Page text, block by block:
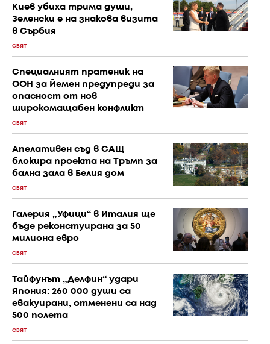
Киев убиха трима души,
Зеленски е на знакова визита
в Сърбия
СВЯТ
Специалният пратеник на
ООН за Йемен предупреди за
опасност от нов
широкомащабен конфликт
СВЯТ
Апелативен съд в САЩ
блокира проекта на Тръмп за
бална зала в Белия дом
СВЯТ
Галерия „Уфици“ в Италия ще
бъде реконстуирана за 50
милиона евро
СВЯТ
Тайфунът „Делфин“ удари
Япония: 260 000 души са
евакуирани, отменени са над
500 полета
СВЯТ